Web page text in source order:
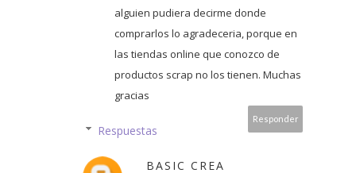
alguien pudiera decirme donde
comprarlos lo agradeceria, porque en
las tiendas online que conozco de
productos scrap no los tienen. Muchas
gracias
Responder
Respuestas
BASIC CREA